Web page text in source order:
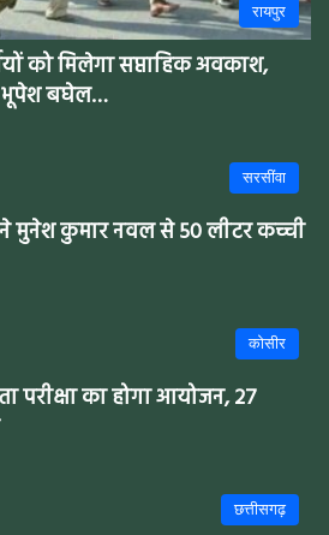
रायपुर
को मिलेगा सप्ताहिक अवकाश,
भूपेश बघेल…
सरसींवा
मुनेश कुमार नवल से 50 लीटर कच्ची
कोसीर
परीक्षा का होगा आयोजन, 27
छत्तीसगढ़